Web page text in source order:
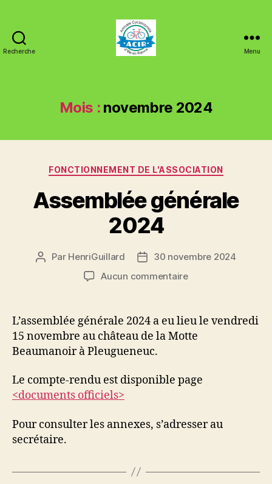
Recherche Menu
Mois : novembre 2024
Catégories
FONCTIONNEMENT DE L'ASSOCIATION
Assemblée générale
2024
Auteur
Par HenriGuillard
Date30 novembre 2024
Aucun commentairesur
2024
L’assemblée générale 2024 a eu lieu le vendredi
15 novembre au château de la Motte
Beaumanoir à Pleugueneuc.
Le compte-rendu est disponible page
<documents officiels>
Pour consulter les annexes, s’adresser au
secrétaire.